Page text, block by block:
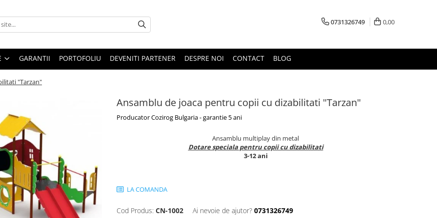
0731326749 0,00
GARANTII PORTOFOLIU DEVENITI PARTENER DESPRE NOI CONTACT BLOG
"Tarzan"
Ansamblu de joaca pentru copii cu dizabilitati "Tarzan"
Producator Cozirog Bulgaria - garantie 5 ani
Ansamblu multiplay din metal
Dotare speciala pentru copii cu dizabilitati
3-12 ani
LA COMANDA
Cod Produs: CN-1002 Ai nevoie de ajutor? 0731326749